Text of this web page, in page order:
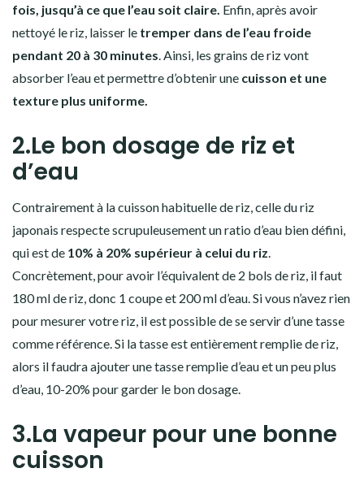
fois, jusqu’à ce que l’eau soit claire. Enfin, après avoir
nettoyé leriz, laisser le tremper dans de l’eau froide
pendant 20 à 30 minutes . Ainsi, les grains de rizvont
absorber l’eau et permettre d’obtenir une cuisson et une
texture plus uniforme.
2.Le bon dosage de riz et
d’eau
Contrairement à lacuissonhabituelle deriz , celle duriz
japonais respecte scrupuleusement unratio d’eau bien défini,
qui est de 10% à 20% supérieur à celui du riz
Concrètement, pour avoir l’équivalent de 2 bols de riz, il faut
180 ml de riz, donc 1 coupe et 200 ml d’eau. Si vous n’avez rien
pour mesurer votre riz, il est possible de se servir d’une tasse
comme référence. Si la tasse est entièrement remplie de riz,
alors il faudra ajouter une tasse remplie d’eau et un peu plus
d’eau, 10-20% pour garder le bon dosage.
3.La vapeur pour une bonne
cuisson